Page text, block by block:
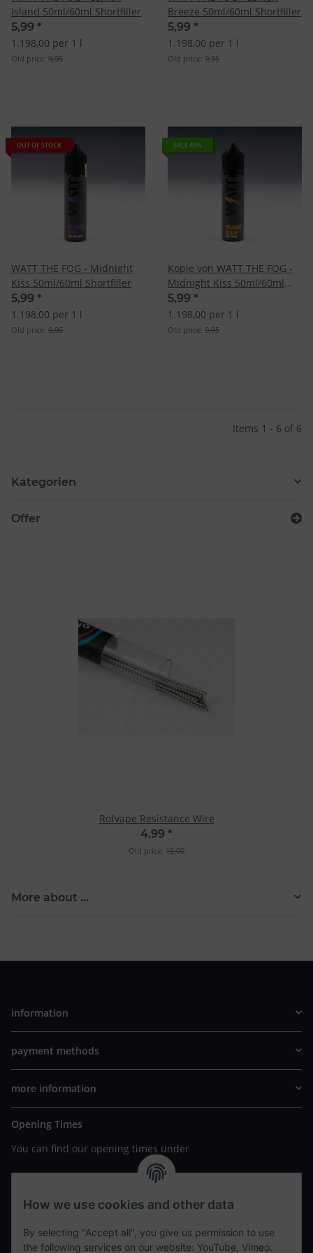
Island 50ml/60ml Shortfiller
5,99 *
1.198,00 per 1 l
Old price: 9,95
Breeze 50ml/60ml Shortfiller
5,99 *
1.198,00 per 1 l
Old price: 9,95
OUT OF STOCK
WATT THE FOG - Midnight
Kiss 50ml/60ml Shortfiller
5,99 *
1.198,00 per 1 l
Old price: 9,95
SALE 40%
Kopie von WATT THE FOG -
Midnight Kiss 50ml/60ml
Shortfiller
5,99 *
1.198,00 per 1 l
Old price: 9,95
Items 1 - 6 of 6
Kategorien
Offer
Rofvape Resistance Wire
4,99 *
Old price: 15,00
More about ...
information
payment methods
more information
Opening Times
You can find our opening times under
https://www.wannavapor.de/Filialen
your personal site
contact details
How we use cookies and other data
By selecting "Accept all", you give us permission to use
the following services on our website: YouTube, Vimeo.